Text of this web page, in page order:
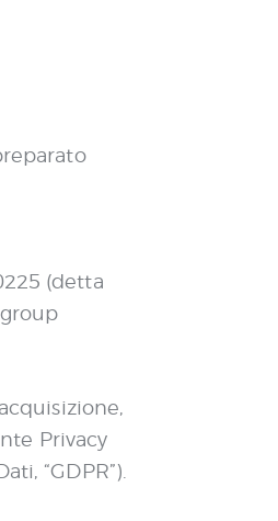
(detta
Privacy
“GDPR”).